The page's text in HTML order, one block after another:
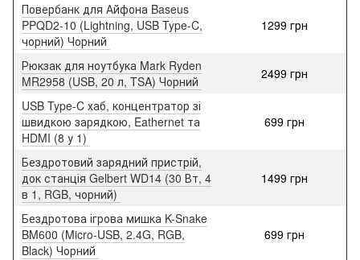
Повербанк для Айфона Baseus
PPQD2-10 (Lightning, USB Type-C,
чорний) Чорний
1299 грн
Рюкзак для ноутбука Mark Ryden
MR2958 (USB, 20 л, TSA) Чорний
2499 грн
USB Type-C хаб, концентратор зі
швидкою зарядкою, Eathernet та
HDMI (8 у 1)
699 грн
Бездротовий зарядний пристрій,
док станція Gelbert WD14 (30 Вт, 4
в 1, RGB, чорний)
1499 грн
Бездротова ігрова мишка K-Snake
BM600 (Micro-USB, 2.4G, RGB,
Black) Чорний
699 грн